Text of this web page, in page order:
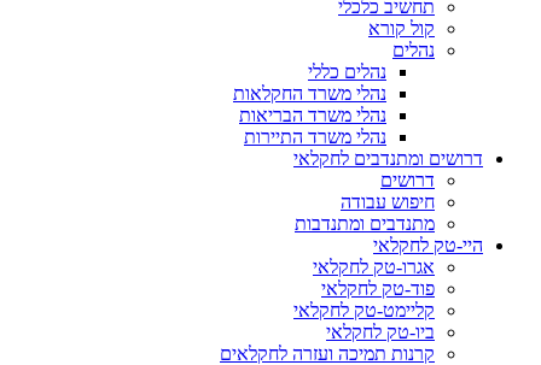
תחשיב כלכלי
קול קורא
נהלים
נהלים כללי
נהלי משרד החקלאות
נהלי משרד הבריאות
נהלי משרד התיירות
דרושים ומתנדבים לחקלאי
דרושים
חיפוש עבודה
מתנדבים ומתנדבות
היי-טק לחקלאי
אגרו-טק לחקלאי
פוד-טק לחקלאי
קליימט-טק לחקלאי
ביו-טק לחקלאי
קרנות תמיכה ועזרה לחקלאים